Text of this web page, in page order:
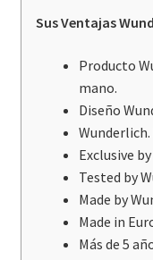
Sus Ventajas
Producto
mano.
Diseño
Wunderlich.
Exclusive
Tested by
Made by
Made in
Más de 5